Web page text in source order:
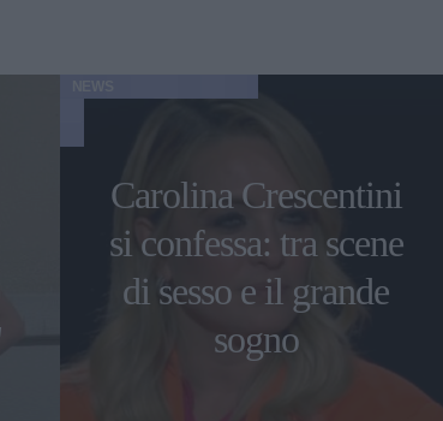
Carolina Crescentini
si confessa: tra scene
di sesso e il grande
sogno